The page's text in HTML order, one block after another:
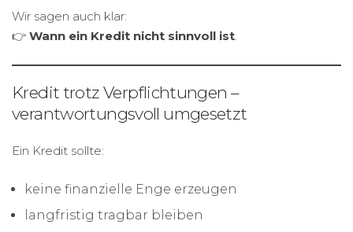
Wir sagen auch klar:
👉 Wann ein Kredit nicht sinnvoll ist.
Kredit trotz Verpflichtungen –
verantwortungsvoll umgesetzt
Ein Kredit sollte:
keine finanzielle Enge erzeugen
langfristig tragbar bleiben